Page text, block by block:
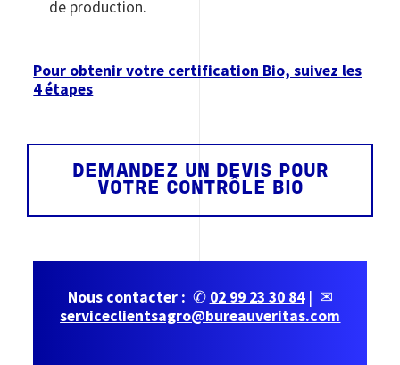
de production.
Pour obtenir votre certification Bio, suivez les
4 étapes
DEMANDEZ UN DEVIS POUR
VOTRE CONTRÔLE BIO
Nous contacter : ✆ 02 99 23 30 84| ✉
serviceclientsagro@bureauveritas.com